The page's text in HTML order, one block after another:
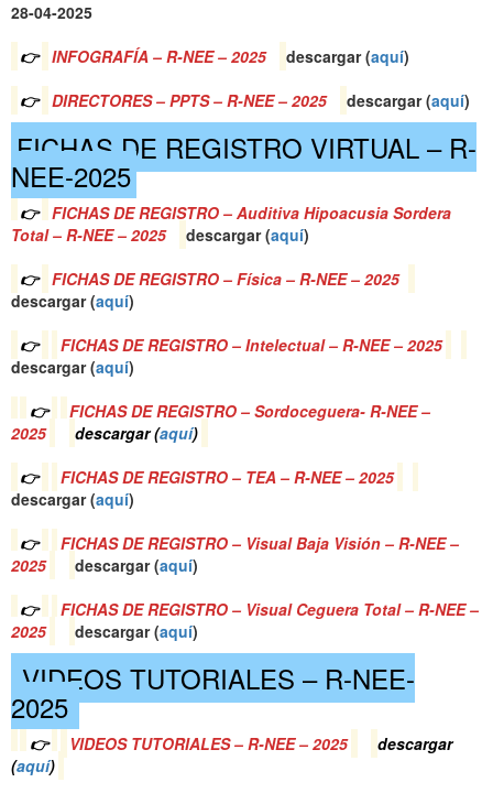
28-04-2025
👉 INFOGRAFÍA – R-NEE – 2025 descargar (aquí)
👉 DIRECTORES – PPTS – R-NEE – 2025 descargar (aquí)
FICHAS DE REGISTRO VIRTUAL – R-
NEE-2025
👉 FICHAS DE REGISTRO – Auditiva Hipoacusia Sordera
Total – R-NEE – 2025
descargar (aquí)
👉 FICHAS DE REGISTRO – Física – R-NEE – 2025
descargar (aquí)
👉
FICHAS DE REGISTRO – Intelectual – R-NEE – 2025
descargar (aquí)
👉
FICHAS DE REGISTRO – Sordoceguera- R-NEE –
2025
descargar (aquí)
👉
FICHAS DE REGISTRO – TEA – R-NEE – 2025
descargar (aquí)
👉
FICHAS DE REGISTRO – Visual Baja Visión – R-NEE –
2025
descargar (aquí)
👉
FICHAS DE REGISTRO – Visual Ceguera Total – R-NEE –
2025
descargar (aquí)
VIDEOS TUTORIALES – R-NEE-
2025
👉 VIDEOS TUTORIALES – R-NEE – 2025
descargar
(aquí)